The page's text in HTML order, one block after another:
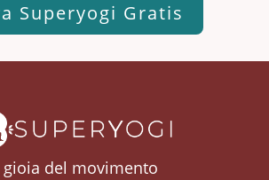
Superyogi Gratis
gioia del movimento